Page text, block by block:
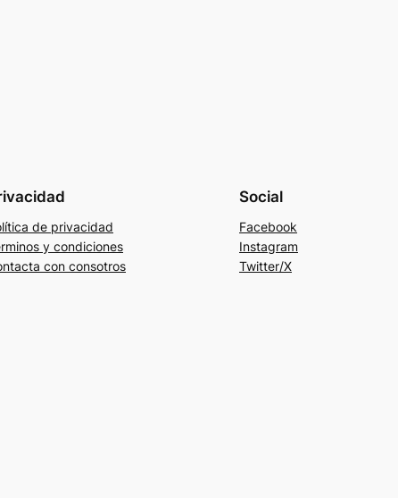
de privacidad
y condiciones
con consotros
Social
Facebook
Instagram
Twitter/X